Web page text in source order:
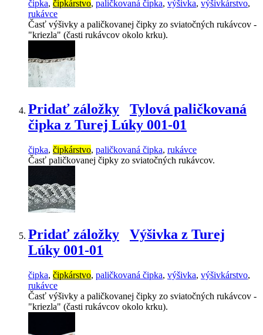
čipka, čipkárstvo, paličkovaná čipka, výšivka, výšivkárstvo,
rukávce
Časť výšivky a paličkovanej čipky zo sviatočných rukávcov -
"kriezla" (časti rukávcov okolo krku).
Pridať záložky
Tylová paličkovaná
čipka z Turej Lúky 001-01
čipka, čipkárstvo, paličkovaná čipka, rukávce
Časť paličkovanej čipky zo sviatočných rukávcov.
Pridať záložky
Výšivka z Turej
Lúky 001-01
čipka, čipkárstvo, paličkovaná čipka, výšivka, výšivkárstvo,
rukávce
Časť výšivky a paličkovanej čipky zo sviatočných rukávcov -
"kriezla" (časti rukávcov okolo krku).